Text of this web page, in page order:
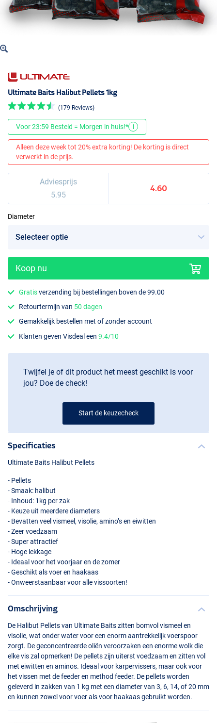
Ultimate Baits Halibut Pellets 1kg
(179 Reviews)
Voor 23:59 Besteld = Morgen in huis!* i
Alleen deze week tot 20% extra korting! De korting is direct
verwerkt in de prijs.
Adviesprijs
5.95
4.60
Diameter
Koop nu
Gratisverzending bij bestellingen boven de 99.00
Retourtermijn van 50 dagen
Gemakkelijk bestellen met of zonder account
Klanten geven Visdeal een9.4/10
Twijfel je of dit product het meest geschikt is voor
jou? Doe de check!
Start de keuzecheck
Specificaties
Ultimate Baits Halibut Pellets
- Pellets
- Smaak: halibut
- Inhoud: 1kg per zak
- Keuze uit meerdere diameters
- Bevatten veel vismeel, visolie, amino’s en eiwitten
- Zeer voedzaam
- Super attractief
- Hoge lekkage
- Ideaal voor het voorjaar en de zomer
- Geschikt als voer en haakaas
- Onweerstaanbaar voor alle vissoorten!
Omschrijving
De Halibut Pellets van Ultimate Baits zitten bomvol vismeel en
visolie, wat onder water voor een enorm aantrekkelijk voerspoor
zorgt. De geconcentreerde oliën veroorzaken een enorme wolk die
elke vis zal opmerken! De pellets zijn uiterst voedzaam en zitten vol
met eiwitten en aminos. Ideaal voor karpervissers, maar ook voor
het vissen met de feeder en method feeder. De pellets worden
geleverd in zakken van 1 kg met een diameter van 3, 6, 14, of 20 mm
en kunnen zowel voor voer als voor haakaas gebruikt worden.